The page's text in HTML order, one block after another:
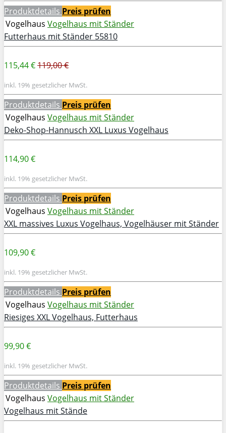
Produktdetails Preis prüfen
Vogelhaus Vogelhaus mit Ständer
Futterhaus mit Ständer 55810
115,44 €119,00 €
inkl. 19% gesetzlicher MwSt.
Produktdetails Preis prüfen
Vogelhaus Vogelhaus mit Ständer
Deko-Shop-Hannusch XXL Luxus Vogelhaus
114,90 €
inkl. 19% gesetzlicher MwSt.
Produktdetails Preis prüfen
Vogelhaus Vogelhaus mit Ständer
XXL massives Luxus Vogelhaus, Vogelhäuser mit Ständer
109,90 €
inkl. 19% gesetzlicher MwSt.
Produktdetails Preis prüfen
Vogelhaus Vogelhaus mit Ständer
Riesiges XXL Vogelhaus, Futterhaus
99,90 €
inkl. 19% gesetzlicher MwSt.
Produktdetails Preis prüfen
Vogelhaus Vogelhaus mit Ständer
Vogelhaus mit Stände